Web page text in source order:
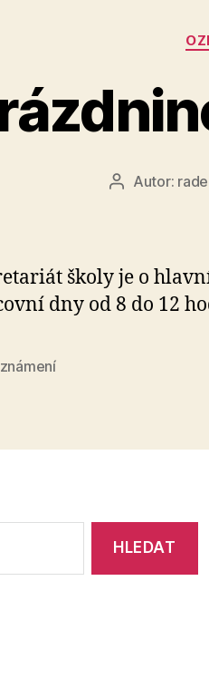
AutorAutor:
školy je o
dny od 8 do 12